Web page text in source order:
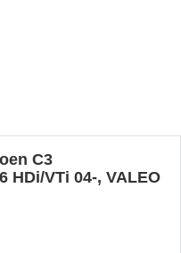
C3
HDi/VTi 04-, VALEO